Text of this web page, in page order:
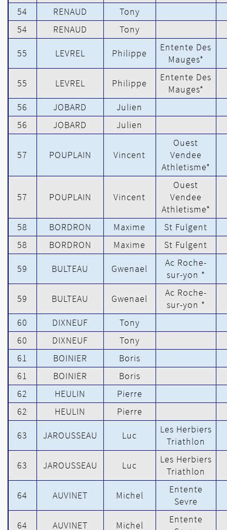
54
RENAUD
Tony
54
RENAUD Tony
55 LEVREL Philippe
Entente Des
Mauges*
55 LEVREL Philippe
Entente Des
Mauges*
56
JOBARD
Julien
56
JOBARD Julien
57 POUPLAIN Vincent
Ouest
Vendee
Athletisme*
57 POUPLAIN Vincent
Ouest
Vendee
Athletisme*
58
BORDRON Maxime
St Fulgent
58
BORDRON Maxime St Fulgent
59 BULTEAU Gwenael
Ac Roche-
sur-yon *
59 BULTEAU Gwenael
Ac Roche-
sur-yon *
60
DIXNEUF
Tony
60
DIXNEUF
Tony
61
BOINIER
Boris
61
BOINIER
Boris
62
HEULIN
Pierre
62
HEULIN Pierre
63 JAROUSSEAU Luc
Les Herbiers
Triathlon
63 JAROUSSEAU Luc
Les Herbiers
Triathlon
64 AUVINET Michel
Entente
Sevre
64 AUVINET Michel
Entente